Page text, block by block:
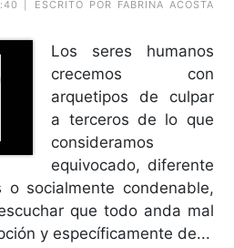
| ESCRITO POR FABRINA ACOSTA
Los seres humanos
crecemos con
arquetipos de culpar
a terceros de lo que
consideramos
equivocado, diferente
o socialmente condenable,
que todo anda mal
y específicamente de...